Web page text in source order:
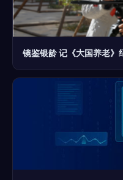
镜鉴银龄 记《大国养老》